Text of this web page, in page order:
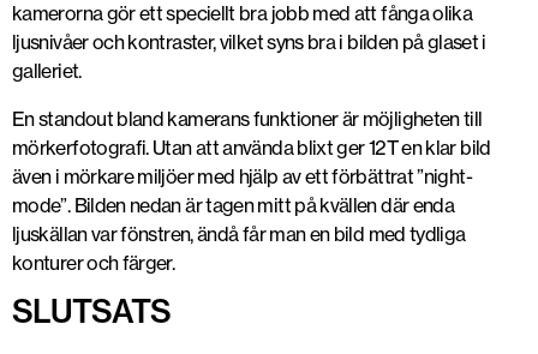
kamerorna gör ett speciellt bra jobb med att fånga olika
ljusnivåer och kontraster, vilket syns bra i bilden på glaset i
galleriet.
En standout bland kamerans funktioner är möjligheten till
mörkerfotografi. Utan att använda blixt ger 12T en klar bild
även i mörkare miljöer med hjälp av ett förbättrat ”night-
mode”. Bilden nedan är tagen mitt på kvällen där enda
ljuskällan var fönstren, ändå får man en bild med tydliga
konturer och färger.
SLUTSATS